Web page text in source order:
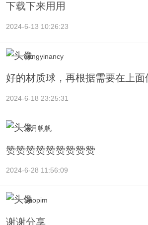
下载下来用用
2024-6-13 10:26:23
dengyinancy
好的材质球，再根据需要在上面
2024-6-18 23:25:31
宋月帆帆
赞赞赞赞赞赞赞赞赞
2024-6-28 11:56:09
Soopim
谢谢分享